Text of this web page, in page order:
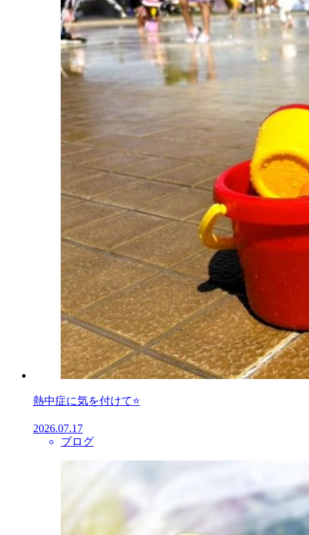
熱中症に気を付けて⭐
2026.07.17
ブログ